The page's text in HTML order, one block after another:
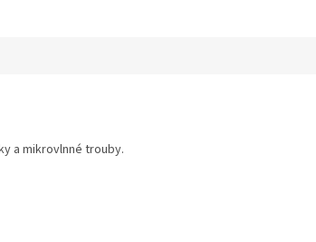
a mikrovlnné trouby.